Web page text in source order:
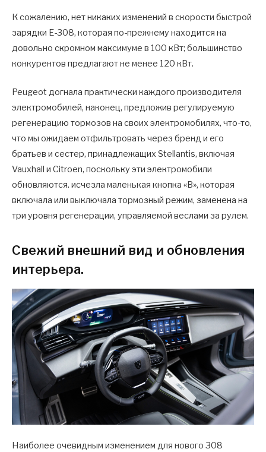
К сожалению, нет никаких изменений в скорости быстрой
зарядки E-308, которая по-прежнему находится на
довольно скромном максимуме в 100 кВт; большинство
конкурентов предлагают не менее 120 кВт.
Peugeot догнала практически каждого производителя
электромобилей, наконец, предложив регулируемую
регенерацию тормозов на своих электромобилях, что-то,
что мы ожидаем отфильтровать через бренд и его
братьев и сестер, принадлежащих Stellantis, включая
Vauxhall и Citroen, поскольку эти электромобили
обновляются. исчезла маленькая кнопка «B», которая
включала или выключала тормозный режим, заменена на
три уровня регенерации, управляемой веслами за рулем.
Свежий внешний вид и обновления
интерьера.
Наиболее очевидным изменением для нового 308